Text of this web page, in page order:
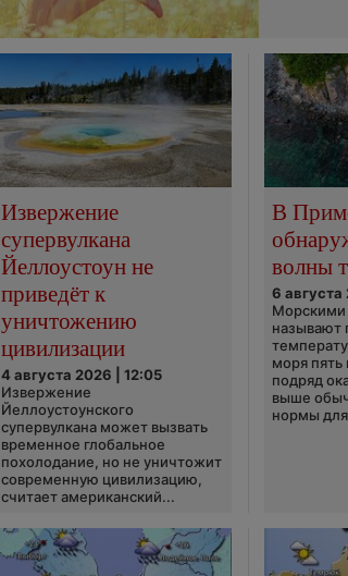
Извержение
супервулкана
Йеллоустоун не
приведёт к
уничтожению
цивилизации
4 августа 2026 | 12:05
Извержение
Йеллоустоунского
супервулкана может вызвать
временное глобальное
похолодание, но не уничтожит
современную цивилизацию,
считает американский...
В
волны
6
Морскими
называют
моря пять
подряд
выше
нормы